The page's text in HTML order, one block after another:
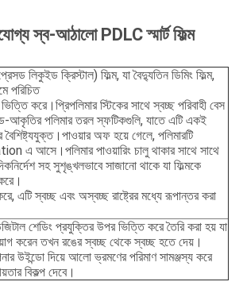
স্ব-আঠালো PDLC স্মার্ট ফিল্ম
লিকুইড ক্রিস্টাল) ফিল্ম, যা বৈদ্যুতিন ডিমিং ফিল্ম,
পরিচিত
করে।প্রিপলিমার স্টিকের সাথে স্বচ্ছ পরিবাহী বেস
আকৃতির পলিমার তরল স্ফটিকগুলি, যাতে এটি একই
অফ হয়ে গেলে, পলিমারটি
এ আসে।পলিমার পাওয়ারিং চালু থাকার সাথে সাথে
সহ সুশৃঙ্খলভাবে সাজানো থাকে যা ফিল্মকে
এটি স্বচ্ছ এবং অস্বচ্ছ রাষ্ট্রের মধ্যে রূপান্তর করা
শেডিং প্রযুক্তির উপর ভিত্তি করে তৈরি করা হয় যা
করেন তখন রঙের স্বচ্ছ থেকে স্বচ্ছ হতে দেয়।
উইন্ডো দিয়ে আলো ভ্রমণের পরিমাণ সামঞ্জস্য করে
বিকল্প দেবে।